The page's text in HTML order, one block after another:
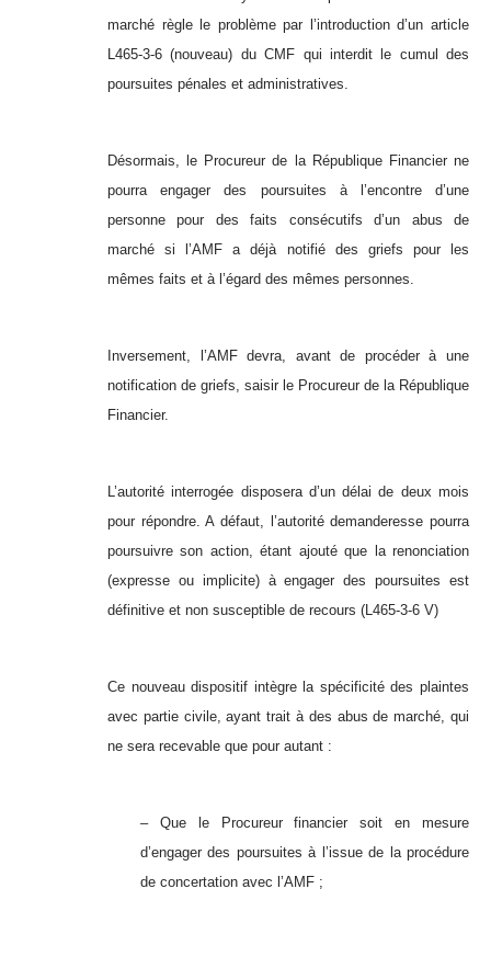
marché règle le problème par l’introduction d’un article
L465-3-6 (nouveau) du CMF qui interdit le cumul des
poursuites pénales et administratives.
Désormais, le Procureur de la République Financier ne
pourra engager des poursuites à l’encontre d’une
personne pour des faits consécutifs d’un abus de
marché si l’AMF a déjà notifié des griefs pour les
mêmes faits et à l’égard des mêmes personnes.
Inversement, l’AMF devra, avant de procéder à une
notification de griefs, saisir le Procureur de la République
Financier.
L’autorité interrogée disposera d’un délai de deux mois
pour répondre. A défaut, l’autorité demanderesse pourra
poursuivre son action, étant ajouté que la renonciation
(expresse ou implicite) à engager des poursuites est
définitive et non susceptible de recours (L465-3-6 V)
Ce nouveau dispositif intègre la spécificité des plaintes
avec partie civile, ayant trait à des abus de marché, qui
ne sera recevable que pour autant :
– Que le Procureur financier soit en mesure
d’engager des poursuites à l’issue de la procédure
de concertation avec l’AMF ;